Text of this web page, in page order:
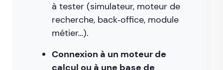
à tester (simulateur, moteur de
recherche, back‑office, module
métier…).
Connexion à un moteur de
calcul ou à une base de